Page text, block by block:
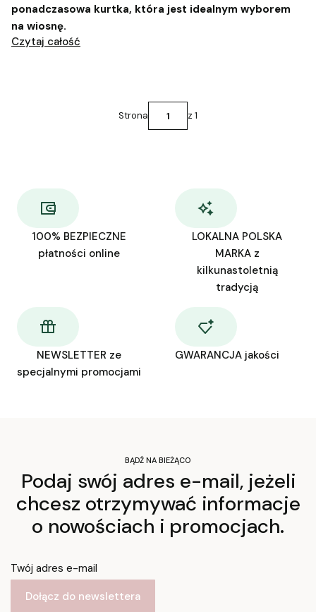
ponadczasowa kurtka, która jest idealnym wyborem
na wiosnę.
Czytaj całość
Strona z 1
100% BEZPIECZNE
płatności online
LOKALNA POLSKA
MARKA z
kilkunastoletnią
tradycją
NEWSLETTER ze
specjalnymi promocjami
GWARANCJA jakości
BĄDŹ NA BIEŻĄCO
Podaj swój adres e-mail, jeżeli
chcesz otrzymywać informacje
o nowościach i promocjach.
Twój adres e-mail
Dołącz do newslettera